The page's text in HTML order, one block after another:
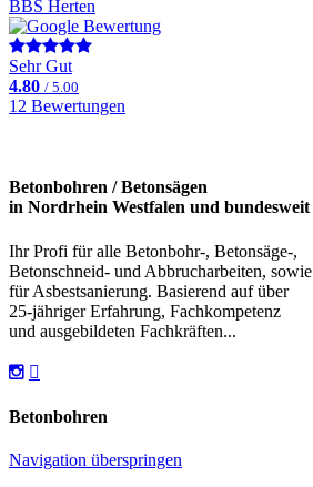
BBS Herten
Sehr Gut
4.80 / 5.00
12 Bewertungen
Betonbohren / Betonsägen
in Nordrhein Westfalen und bundesweit
Ihr Profi für alle Betonbohr-, Betonsäge-,
Betonschneid- und Abbrucharbeiten, sowie
für Asbestsanierung. Basierend auf über
25-jähriger Erfahrung, Fachkompetenz
und ausgebildeten Fachkräften...
Betonbohren
Navigation überspringen